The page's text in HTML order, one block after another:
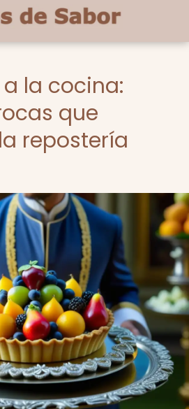
la cocina:
que
repostería